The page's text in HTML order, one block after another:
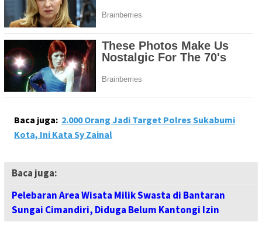
Baca juga: 2.000 Orang Jadi Target Polres Sukabumi
Kota, Ini Kata Sy Zainal
Baca juga:
Pelebaran Area Wisata Milik Swasta di Bantaran
Sungai Cimandiri, Diduga Belum Kantongi Izin